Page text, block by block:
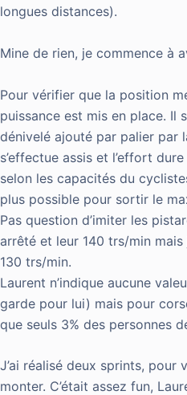
longues distances).
Mine de rien, je commence à
Pour vérifier que la position
puissance est mis en place. Il
dénivelé ajouté par palier par
s’effectue assis et l’effort
selon les capacités du
plus possible pour sortir le
Pas question d’imiter les
arrêté et leur 140 trs/min mais
130 trs/min.
Laurent n’indique aucune
garde pour lui) mais pour
que seuls 3% des personnes
J’ai réalisé deux sprints, pour
monter. C’était assez fun,